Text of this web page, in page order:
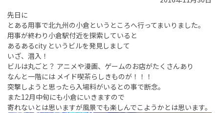
先日に
とある用事で北九州の小倉というところへ行ってまいりました。
用事が終わり小倉駅付近を探索していると
あるあるcity というビルを発見しまして
いざ、潜入！
ビルは丸ごと？ アニメや漫画、ゲームのお店がたくさんあり
なんと一階には メイド喫茶らしきものが！！！
突撃しようと思ったら入場料がいるとの事で断念。
また12月中旬にも小倉にいきますので
寄れないとは思いますが風景でも楽しんでこようかとは思います。